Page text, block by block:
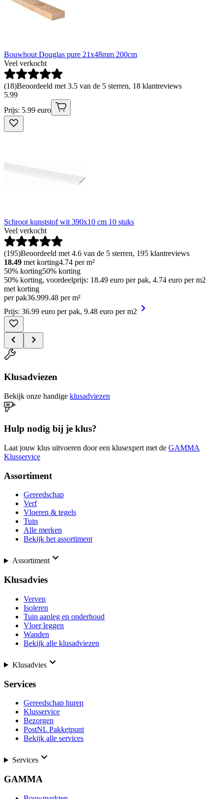
Bouwhout Douglas pure 21x48mm 200cm
Veel verkocht
(18)Beoordeeld met 3.5 van de 5 sterren, 18 klantreviews
5.99
Prijs: 5.99 euro
Schroot kunststof wit 390x10 cm 10 stuks
Veel verkocht
(195)Beoordeeld met 4.6 van de 5 sterren, 195 klantreviews
18.49 met korting4.74 per m²
50% korting50% korting
50% korting, voordeelprijs: 18.49 euro per pak, 4.74 euro per m2
met korting
per pak36.999.48 per m²
Prijs: 36.99 euro per pak, 9.48 euro per m2
Klusadviezen
Bekijk onze handige klusadviezen
Hulp nodig bij je klus?
Laat jouw klus uitvoeren door een klusexpert met de GAMMA
Klusservice
Assortiment
Gereedschap
Verf
Vloeren & tegels
Tuin
Alle merken
Bekijk het assortiment
Assortiment
Klusadvies
Verven
Isoleren
Tuin aanleg en onderhoud
Vloer leggen
Wanden
Bekijk alle klusadviezen
Klusadvies
Services
Gereedschap huren
Klusservice
Bezorgen
PostNL Pakketpunt
Bekijk alle services
Services
GAMMA